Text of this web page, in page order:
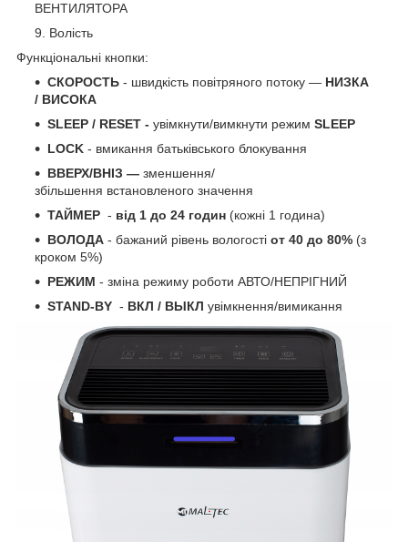
ВЕНТИЛЯТОРА
Волість
Функціональні кнопки:
СКОРОСТЬ - швидкість повітряного потоку — НИЗКА
/ ВИСОКА
SLEEP / RESET - увімкнути/вимкнути режим SLEEP
LOCK - вмикання батьківського блокування
ВВЕРХ/ВНІЗ — зменшення/
збільшення встановленого значення
ТАЙМЕР - від 1 до 24 годин (кожні 1 година)
ВОЛОДА - бажаний рівень вологості от 40 до 80% (з
кроком 5%)
РЕЖИМ - зміна режиму роботи АВТО/НЕПРІГНИЙ
STAND-BY - ВКЛ / ВЫКЛ увімкнення/вимикання